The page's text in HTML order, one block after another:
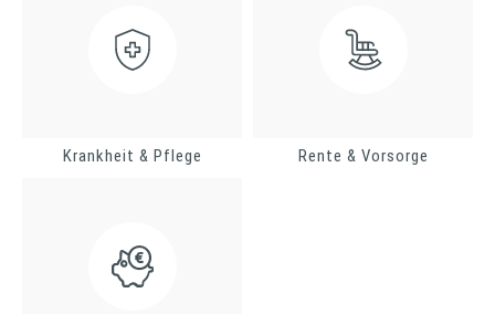
Krankheit & Pflege Rente & Vorsorge